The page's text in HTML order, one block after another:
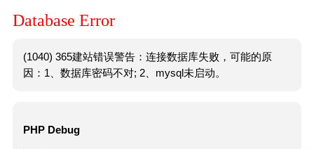
Database Error
(1040) 365建站错误警告：连接数据库失败，可能的原
因：1、数据库密码不对; 2、mysql未启动。
PHP Debug